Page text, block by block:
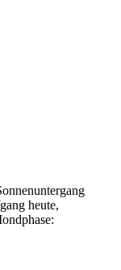
heute,